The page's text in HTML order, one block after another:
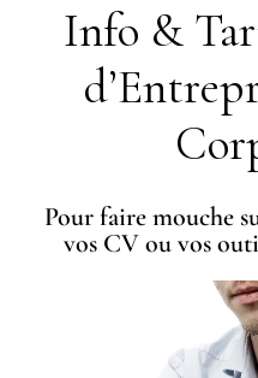
Info &
Pour faire mouche
vos CV ou vos